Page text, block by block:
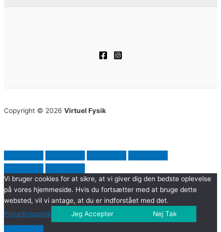
Copyright © 2026 Virtuel Fysik
Vi bruger cookies for at sikre, at vi giver dig den bedste oplevelse
på vores hjemmeside. Hvis du fortsætter med at bruge dette
websted, vil vi antage, at du er indforstået med det.
Privatlivspolitik
Jeg Accepter Nej Tak